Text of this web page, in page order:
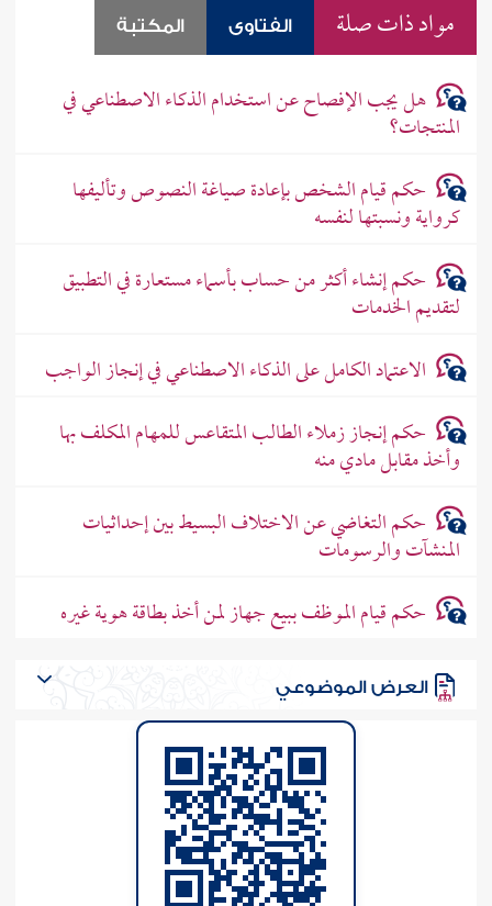
مواد ذات صلة الفتاوى المكتبة
هل يجب الإفصاح عن استخدام الذكاء الاصطناعي في
المنتجات؟
حكم قيام الشخص بإعادة صياغة النصوص وتأليفها
كرواية ونسبتها لنفسه
حكم إنشاء أكثر من حساب بأسماء مستعارة في التطبيق
لتقديم الخدمات
الاعتماد الكامل على الذكاء الاصطناعي في إنجاز الواجب
حكم إنجاز زملاء الطالب المتقاعس للمهام المكلف بها
وأخذ مقابل مادي منه
حكم التغاضي عن الاختلاف البسيط بين إحداثيات
المنشآت والرسومات
حكم قيام الموظف ببيع جهاز لمن أخذ بطاقة هوية غيره
العرض الموضوعي